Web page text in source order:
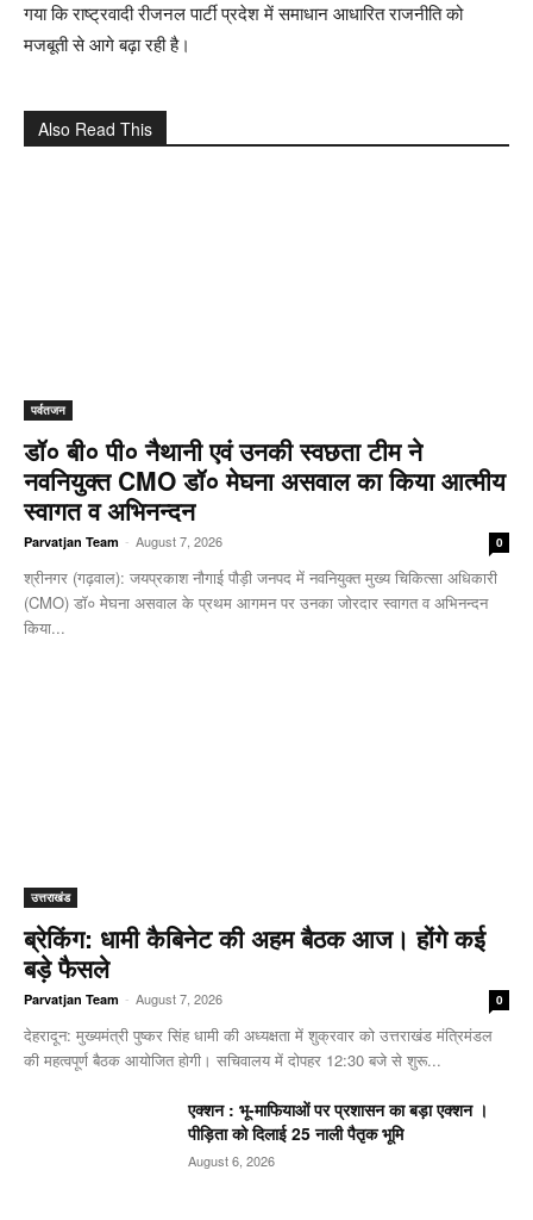
गया कि राष्ट्रवादी रीजनल पार्टी प्रदेश में समाधान आधारित राजनीति को
मजबूती से आगे बढ़ा रही है।
Also Read This
पर्वतजन
डॉ० बी० पी० नैथानी एवं उनकी स्वछता टीम ने
नवनियुक्त CMO डॉ० मेघना असवाल का किया आत्मीय
स्वागत व अभिनन्दन
Parvatjan Team - August 7, 2026 0
श्रीनगर (गढ़वाल): जयप्रकाश नौगाई ​पौड़ी जनपद में नवनियुक्त मुख्य चिकित्सा अधिकारी
(CMO) डॉ० मेघना असवाल के प्रथम आगमन पर उनका जोरदार स्वागत व अभिनन्दन
किया...
उत्तराखंड
ब्रेकिंग: धामी कैबिनेट की अहम बैठक आज। होंगे कई
बड़े फैसले
Parvatjan Team - August 7, 2026 0
देहरादून: मुख्यमंत्री पुष्कर सिंह धामी की अध्यक्षता में शुक्रवार को उत्तराखंड मंत्रिमंडल
की महत्वपूर्ण बैठक आयोजित होगी। सचिवालय में दोपहर 12:30 बजे से शुरू...
एक्शन : भू-माफियाओं पर प्रशासन का बड़ा एक्शन ।
पीड़िता को दिलाई 25 नाली पैतृक भूमि
August 6, 2026